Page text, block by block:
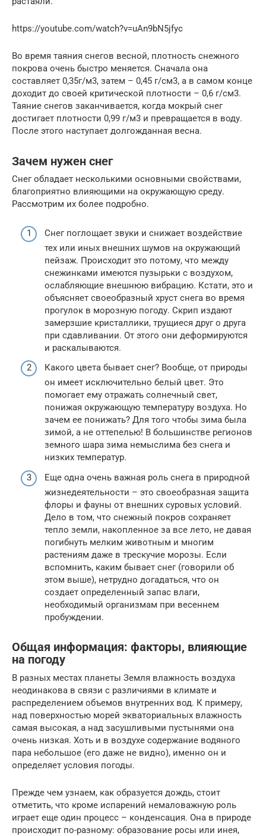
https://youtube.com/watch?v=uAn9bN5jfyc
Во время таяния снегов весной, плотность снежного
покрова очень быстро меняется. Сначала она
составляет 0,35г/м3, затем – 0,45 г/см3, а в самом конце
доходит до своей критической плотности – 0,6 г/см3.
Таяние снегов заканчивается, когда мокрый снег
достигает плотности 0,99 г/м3 и превращается в воду.
После этого наступает долгожданная весна.
Зачем нужен снег
Снег обладает несколькими основными свойствами,
благоприятно влияющими на окружающую среду.
Рассмотрим их более подробно.
Снег поглощает звуки и снижает воздействие
тех или иных внешних шумов на окружающий
пейзаж. Происходит это потому, что между
снежинками имеются пузырьки с воздухом,
ослабляющие внешнюю вибрацию. Кстати, это и
объясняет своеобразный хруст снега во время
прогулок в морозную погоду. Скрип издают
замерзшие кристаллики, трущиеся друг о друга
при сдавливании. От этого они деформируются
и раскалываются.
Какого цвета бывает снег? Вообще, от природы
он имеет исключительно белый цвет. Это
помогает ему отражать солнечный свет,
понижая окружающую температуру воздуха. Но
зачем ее понижать? Для того чтобы зима была
зимой, а не оттепелью! В большинстве регионов
земного шара зима немыслима без снега и
низких температур.
Еще одна очень важная роль снега в природной
жизнедеятельности – это своеобразная защита
флоры и фауны от внешних суровых условий.
Дело в том, что снежный покров сохраняет
тепло земли, накопленное за все лето, не давая
погибнуть мелким животным и многим
растениям даже в трескучие морозы. Если
вспомнить, каким бывает снег (говорили об
этом выше), нетрудно догадаться, что он
создает определенный запас влаги,
необходимый организмам при весеннем
пробуждении.
Общая информация: факторы, влияющие
на погоду
В разных местах планеты Земля влажность воздуха
неодинакова в связи с различиями в климате и
распределением объемов внутренних вод. К примеру,
над поверхностью морей экваториальных влажность
самая высокая, а над засушливыми пустынями она
очень низкая. Хоть и в воздухе содержание водяного
пара небольшое (его даже не видно), именно он и
определяет условия погоды.
Прежде чем узнаем, как образуется дождь, стоит
отметить, что кроме испарений немаловажную роль
играет еще один процесс – конденсация. Она в природе
происходит по-разному: образование росы или инея,